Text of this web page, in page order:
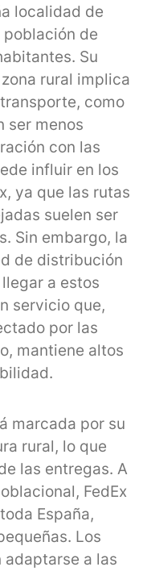
localidad de
población de
Su
rural implica
como
ser menos
con las
influir en los
ya que las rutas
suelen ser
Sin embargo, la
de distribución
a estos
servicio que,
por las
mantiene altos
marcada por su
rural, lo que
las entregas. A
FedEx
España,
Los
adaptarse a las